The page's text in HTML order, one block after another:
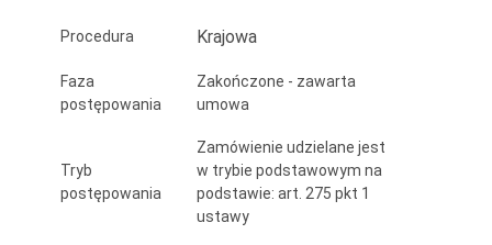
postaci
bazy
noclegowej,
gastronomicznej
konferencyjnej
Procedura Krajowa
Faza
postępowania
Zakończone - zawarta
umowa
Tryb
postępowania
Zamówienie udzielane jest
w trybie podstawowym na
podstawie: art. 275 pkt 1
ustawy